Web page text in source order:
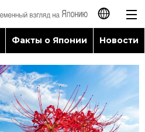
日本語
English
简体字
Факты о Японии Новости